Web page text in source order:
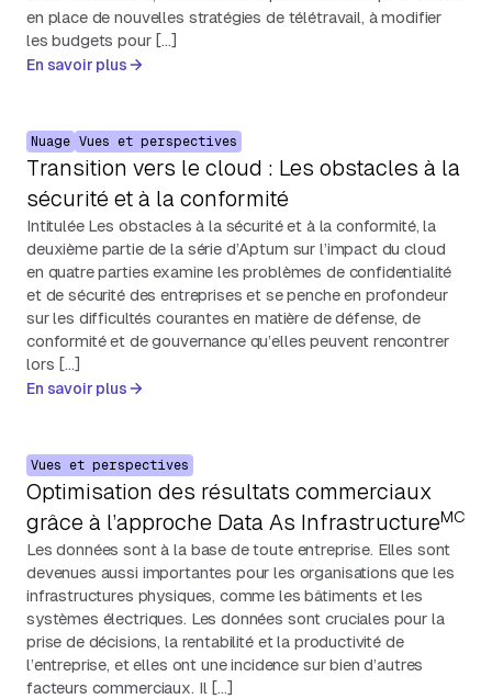
en place de nouvelles stratégies de télétravail, à modifier
les budgets pour […]
En savoir plus
Nuage Vues et perspectives
Transition vers le cloud : Les obstacles à la
sécurité et à la conformité
Intitulée Les obstacles à la sécurité et à la conformité, la
deuxième partie de la série d’Aptum sur l’impact du cloud
en quatre parties examine les problèmes de confidentialité
et de sécurité des entreprises et se penche en profondeur
sur les difficultés courantes en matière de défense, de
conformité et de gouvernance qu’elles peuvent rencontrer
lors […]
En savoir plus
Vues et perspectives
Optimisation des résultats commerciaux
grâce à l’approche Data As InfrastructureMC
Les données sont à la base de toute entreprise. Elles sont
devenues aussi importantes pour les organisations que les
infrastructures physiques, comme les bâtiments et les
systèmes électriques. Les données sont cruciales pour la
prise de décisions, la rentabilité et la productivité de
l’entreprise, et elles ont une incidence sur bien d’autres
facteurs commerciaux. Il […]